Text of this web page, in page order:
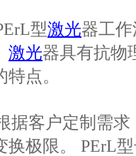
型激光器工作
激光器具有抗物
特点。
据客户定制需求
换极限。 PErL